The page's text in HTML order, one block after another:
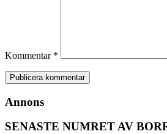
Kommentar *
Annons
SENASTE NUMRET AV